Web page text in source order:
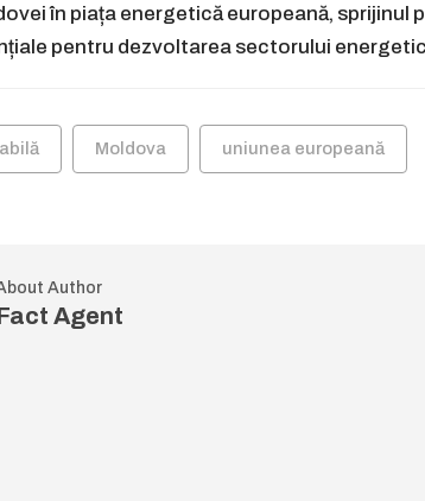
în piața energetică europeană, sprijinul
pentru dezvoltarea sectorului
Moldova uniunea europeană
Author
Agent